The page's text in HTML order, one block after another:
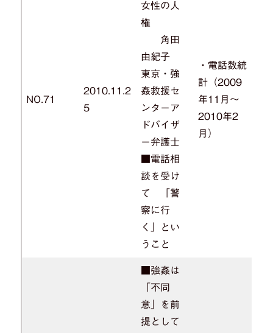
NO.71
2010.11.2
5
女性の人
権
角田
由紀子
東京・強
姦救援セ
ンターア
ドバイザ
ー弁護士
■電話相
談を受け
て 「警
察に行
く」とい
うこと
・電話数統
計（2009
年11月～
2010年2
月）
■強姦は
「不同
意」を前
提として